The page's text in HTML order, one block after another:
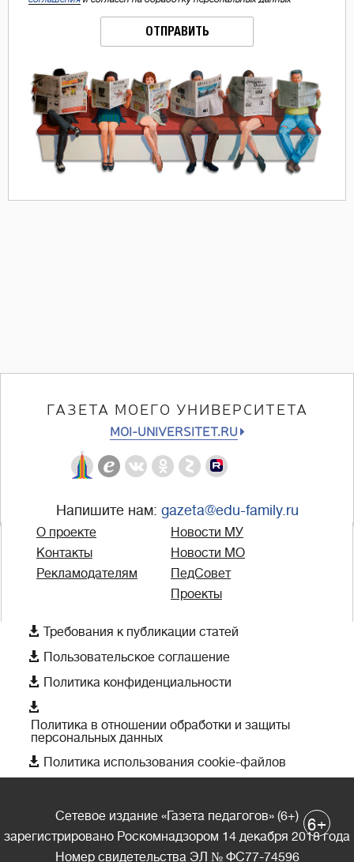
ОТПРАВИТЬ
ГАЗЕТА МОЕГО УНИВЕРСИТЕТА
MOI-UNIVERSITET.RU
Напишите нам: gazeta@edu-family.ru
О проекте
Контакты
Рекламодателям
Новости МУ
Новости МО
ПедСовет
Проекты
 Требования к публикации статей
 Пользовательское соглашение
 Политика конфиденциальности

Политика в отношении обработки и защиты
персональных данных
 Политика использования cookie-файлов
Сетевое издание «Газета педагогов» (6+)
зарегистрировано Роскомнадзором 14 декабря 2018 года
Номер свидетельства ЭЛ № ФС77-74596
6+